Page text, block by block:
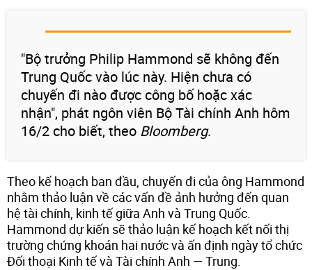
"Bộ trưởng Philip Hammond sẽ không đến
Trung Quốc vào lúc này. Hiện chưa có
chuyến đi nào được công bố hoặc xác
nhận", phát ngôn viên Bộ Tài chính Anh hôm
16/2 cho biết, theo Bloomberg.
Theo kế hoạch ban đầu, chuyến đi của ông Hammond
nhằm thảo luận về các vấn đề ảnh hưởng đến quan
hệ tài chính, kinh tế giữa Anh và Trung Quốc.
Hammond dự kiến sẽ thảo luận kế hoạch kết nối thị
trường chứng khoán hai nước và ấn định ngày tổ chức
Đối thoại Kinh tế và Tài chính Anh — Trung.